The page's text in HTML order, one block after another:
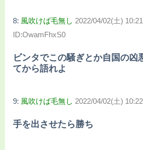
8: 風吹けば毛無し 2022/04/02(土)
ID:OwamFhxS0
ビンタでこの騒ぎとか自国の凶
てから語れよ
9: 風吹けば毛無し 2022/04/02(土)
手を出させたら勝ち